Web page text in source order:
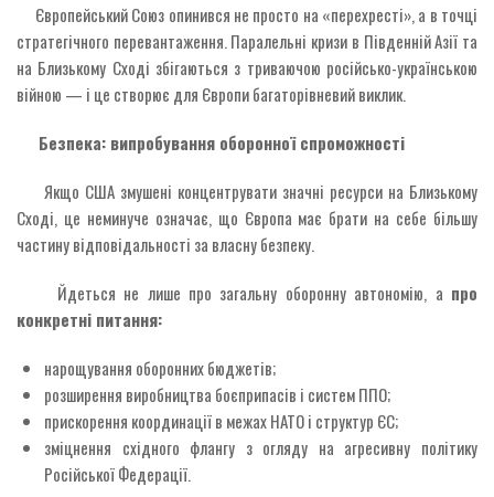
Європейський Союз опинився не просто на «перехресті», а в точці
стратегічного перевантаження. Паралельні кризи в Південній Азії та
на Близькому Сході збігаються з триваючою російсько-українською
війною — і це створює для Європи багаторівневий виклик.
Безпека: випробування оборонної спроможності
Якщо США змушені концентрувати значні ресурси на Близькому
Сході, це неминуче означає, що Європа має брати на себе більшу
частину відповідальності за власну безпеку.
Йдеться не лише про загальну оборонну автономію, а про
конкретні питання:
нарощування оборонних бюджетів;
розширення виробництва боєприпасів і систем ППО;
прискорення координації в межах НАТО і структур ЄС;
зміцнення східного флангу з огляду на агресивну політику
Російської Федерації.